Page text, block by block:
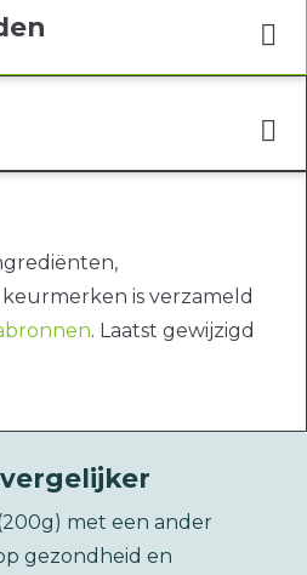
is verzameld
. Laatst gewijzigd
met een ander
gezondheid en